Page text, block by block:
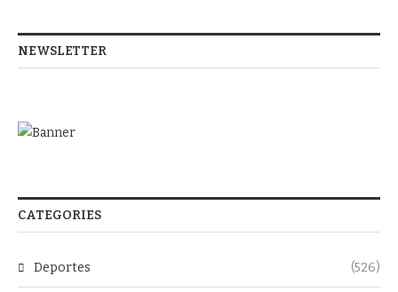
NEWSLETTER
CATEGORIES
Deportes (526)